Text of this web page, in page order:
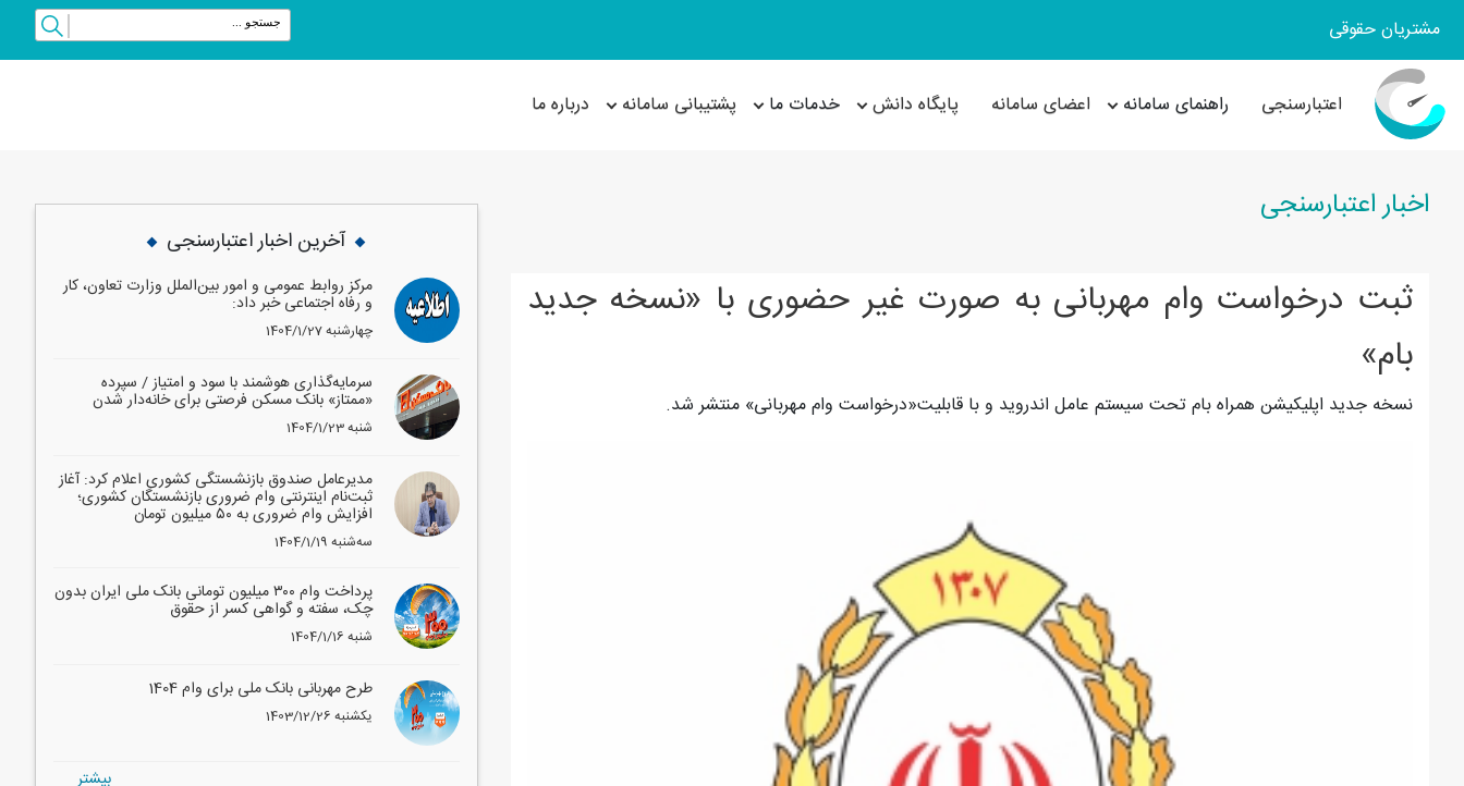
مشتریان حقوقی
اعتبارسنجی راهنمای سامانه اعضای سامانه پایگاه دانش خدمات ما پشتیبانی سامانه درباره ما
اخبار اعتبارسنجی
ثبت درخواست وام مهربانی به صورت غیر حضوری با «نسخه جدید
بام»
نسخه جدید اپلیکیشن همراه بام تحت سیستم عامل اندروید و با قابلیت«درخواست وام مهربانی» منتشر شد.
Next
آخرین اخبار اعتبارسنجی
مرکز روابط عمومی و امور بین‌الملل وزارت تعاون، کار
و رفاه اجتماعی خبر داد:
1404/1/27 چهارشنبه
سرمایه‌گذاری هوشمند با سود و امتیاز / سپرده
«ممتاز» بانک مسکن فرصتی برای خانه‌دار شدن
1404/1/23 شنبه
مدیرعامل صندوق بازنشستگی کشوری اعلام کرد: آغاز
ثبت‌نام اینترنتی وام ضروری بازنشستگان کشوری؛
افزایش وام ضروری به ۵۰ میلیون تومان
1404/1/19 سه‌شنبه
پرداخت وام ۳۰۰ میلیون تومانی بانک ملی ایران بدون
چک، سفته و گواهی کسر از حقوق
1404/1/16 شنبه
طرح مهربانی بانک ملی برای وام 1404
1403/12/26 یکشنبه
بيشتر